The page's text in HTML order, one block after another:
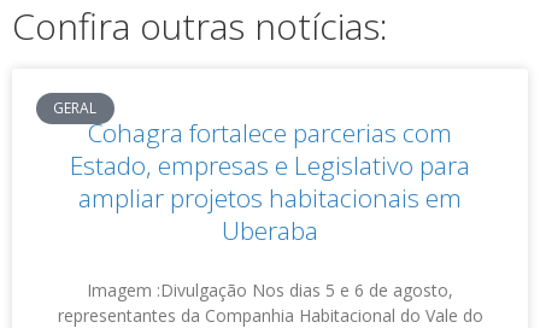
Confira outras notícias:
GERAL
Cohagra fortalece parcerias com
Estado, empresas e Legislativo para
ampliar projetos habitacionais em
Uberaba
Imagem :Divulgação Nos dias 5 e 6 de agosto,
representantes da Companhia Habitacional do Vale do